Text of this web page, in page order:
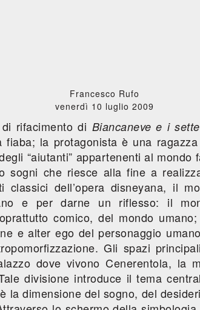
Francesco Rufo
venerdì 10 luglio 2009
rifacimento di Biancaneve e i
la protagonista è una
“aiutanti” appartenenti al mondo
sogni che riesce alla fine a
classici dell’opera disneyana, il
e per darne un riflesso: il
comico, del mondo
e alter ego del personaggio
Gli spazi
dove vivono Cenerentola, la
divisione introduce il tema
la dimensione del sogno, del